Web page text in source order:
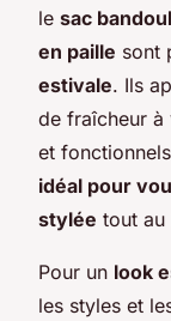
le sac
en paille sont
estivale. Ils
de fraîcheur à
et
idéal pour
stylée tout
Pour un look
les styles et